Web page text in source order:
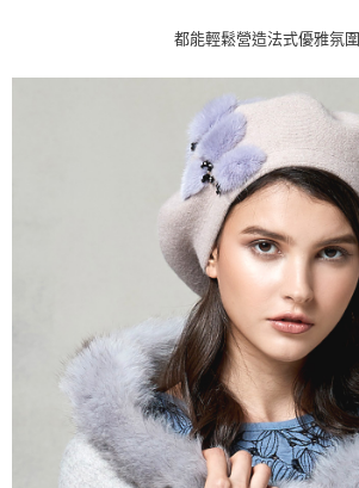
都能輕鬆營造法式優雅氛圍